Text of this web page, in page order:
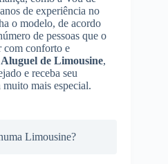
de experiência no
o modelo, de acordo
de pessoas que o
com conforto e
Aluguel de Limousine,
e receba seu
mais especial.
Limousine?